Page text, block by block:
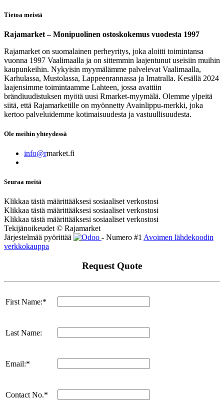
Tietoa meistä
Rajamarket – Monipuolinen ostoskokemus vuodesta 1997
Rajamarket on suomalainen perheyritys, joka aloitti toimintansa
vuonna 1997 Vaalimaalla ja on sittemmin laajentunut useisiin muihin
kaupunkeihin. Nykyisin myymälämme palvelevat Vaalimaalla,
Karhulassa, Mustolassa, Lappeenrannassa ja Imatralla. Kesällä 2024
laajensimme toimintaamme Lahteen, jossa avattiin
brändiuudistuksen myötä uusi Rmarket-myymälä. Olemme ylpeitä
siitä, että Rajamarketille on myönnetty Avainlippu-merkki, joka
kertoo palveluidemme kotimaisuudesta ja vastuullisuudesta.
Ole meihin yhteydessä
info@rmarket.fi
Seuraa meitä
Klikkaa tästä määrittääksesi sosiaaliset verkostosi
Klikkaa tästä määrittääksesi sosiaaliset verkostosi
Klikkaa tästä määrittääksesi sosiaaliset verkostosi
Tekijänoikeudet © Rajamarket
Järjestelmää pyörittää
- Numero #1 Avoimen lähdekoodin
verkkokauppa
Request Quote
First Name:*
Last Name:
Email:*
Contact No.*